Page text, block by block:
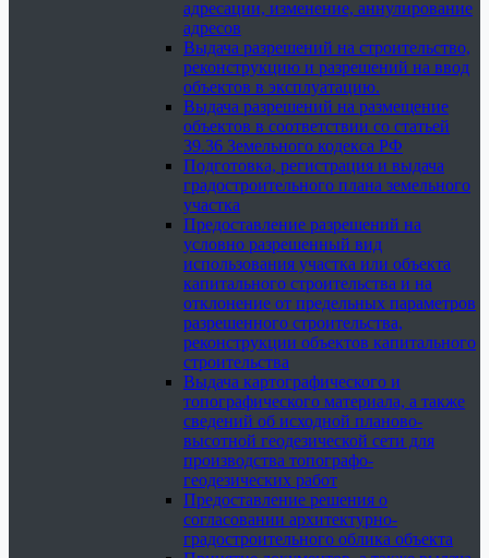
адресации, изменение, аннулирование
адресов
Выдача разрешений на строительство,
реконструкцию и разрешений на ввод
объектов в эксплуатацию.
Выдача разрешений на размещение
объектов в соответствии со статьей
39.36 Земельного кодекса РФ
Подготовка, регистрация и выдача
градостроительного плана земельного
участка
Предоставление разрешений на
условно разрешенный вид
использования участка или объекта
капитального строительства и на
отклонение от предельных параметров
разрешенного строительства,
реконструкции объектов капитального
строительства
Выдача картографического и
топографического материала, а также
сведений об исходной планово-
высотной геодезической сети для
производства топографо-
геодезических работ
Предоставление решения о
согласовании архитектурно-
градостроительного облика объекта